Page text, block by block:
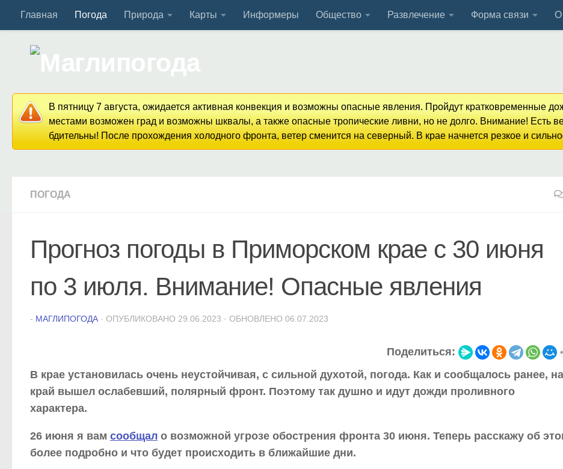
Перейти к содержимому
Главная Погода Природа Карты Информеры Общество Развлечение Форма связи О
В пятницу 7 августа, ожидается активная конвекция и возможны опасные явления. Пройдут кратковременные
местами возможен град и возможны шквалы, а также опасные тропические ливни, но не долго. Внимание! Есть
бдительны! После прохождения холодного фронта, ветер сменится на северный. В крае начнется резкое и
ПОГОДА
Прогноз погоды в Приморском крае с 30 июня
по 3 июля. Внимание! Опасные явления
- МАГЛИПОГОДА · ОПУБЛИКОВАНО 29.06.2023 · ОБНОВЛЕНО 06.07.2023
Поделиться:
В крае установилась очень неустойчивая, с сильной духотой, погода. Как и сообщалось ранее, на
край вышел ослабевший, полярный фронт. Поэтому так душно и идут дожди проливного
характера.
26 июня я вам сообщал о возможной угрозе обострения фронта 30 июня. Теперь расскажу об
более подробно и что будет происходить в ближайшие дни.